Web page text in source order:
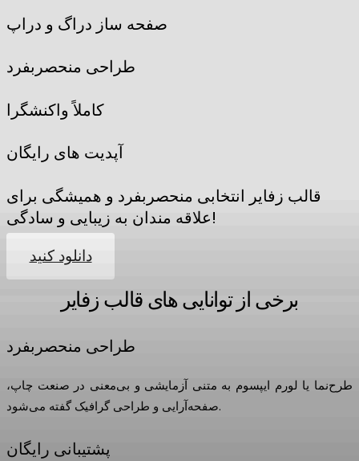
صفحه ساز دراگ و دراپ
طراحی منحصربفرد
کاملاً واکنشگرا
آپدیت های رایگان
قالب زفایر انتخابی منحصربفرد و همیشگی برای
علاقه مندان به زیبایی و سادگی!
دانلود کنید
برخی از توانایی های قالب زفایر
طراحی منحصربفرد
طرح‌نما یا لورم ایپسوم به متنی آزمایشی و بی‌معنی در صنعت چاپ،
صفحه‌آرایی و طراحی گرافیک گفته می‌شود.
پشتیبانی رایگان